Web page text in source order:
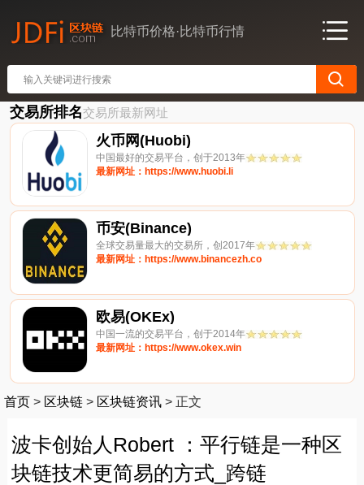
比特币价格·比特币行情
交易所排名交易所最新网址
火币网(Huobi)
中国最好的交易平台，创于2013年
最新网址：https://www.huobi.li
币安(Binance)
全球交易量最大的交易所，创2017年
最新网址：https://www.binancezh.co
欧易(OKEx)
中国一流的交易平台，创于2014年
最新网址：https://www.okex.win
首页 > 区块链 > 区块链资讯 > 正文
波卡创始人Robert ：平行链是一种区
块链技术更简易的方式_跨链